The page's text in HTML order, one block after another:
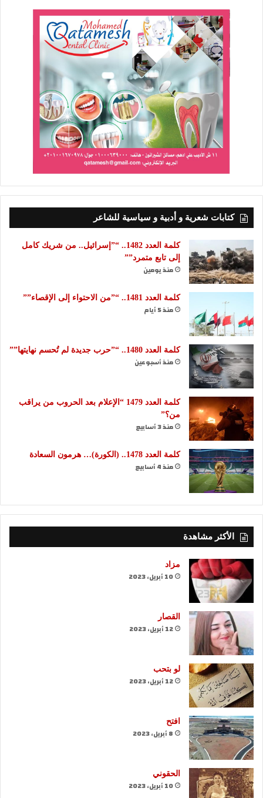
كتابات شعرية و أدبية و سياسية للشاعر
كلمة العدد 1482.. “”إسرائيل.. من شريك كامل
إلى تابع متمرد””
منذ يومين
كلمة العدد 1481.. “”من الاحتواء إلى الإقصاء””
منذ 5 أيام
كلمة العدد 1480.. “”حرب جديدة لم تُحسم نهايتها””
منذ أسبوعين
كلمة العدد 1479 “الإعلام بعد الحروب من يراقب
من؟”
منذ 3 أسابيع
كلمة العدد 1478.. (الكورة)… هرمون السعادة
منذ 4 أسابيع
الأكثر مشاهدة
مزاد
10 أبريل، 2023
القصار
12 أبريل، 2023
لو بتحب
12 أبريل، 2023
افتح
8 أبريل، 2023
الحقوني
10 أبريل، 2023